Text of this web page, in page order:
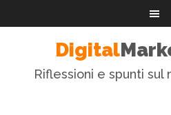
Digital
Riflessioni e spunti